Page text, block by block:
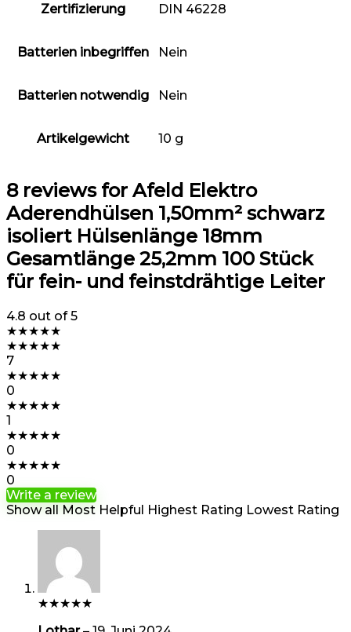
Zertifizierung ‎DIN 46228
Batterien inbegriffen ‎Nein
Batterien notwendig ‎Nein
Artikelgewicht ‎10 g
8 reviews for Afeld Elektro
Aderendhülsen 1,50mm² schwarz
isoliert Hülsenlänge 18mm
Gesamtlänge 25,2mm 100 Stück
für fein- und feinstdrähtige Leiter
4.8 out of 5
★★★★★
★★★★★
7
★★★★★
0
★★★★★
1
★★★★★
0
★★★★★
0
Write a review
Show all Most Helpful Highest Rating Lowest Rating
★★★★★